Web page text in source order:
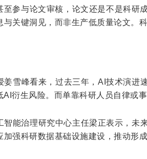
至参与论文审核，论文还是不是科研
与关键洞见，而非生产低质量论文。
姜雪峰看来，过去三年，AI技术演进
AI衍生风险。而单靠科研人员自律或
智能治理研究中心主任梁正表示，未
加强科研数据基础设施建设，推动形